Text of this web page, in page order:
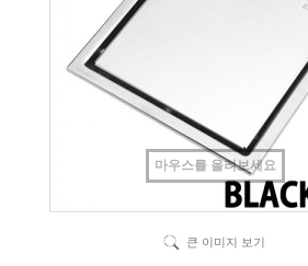
마우스를 올려보세요
큰 이미지 보기